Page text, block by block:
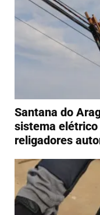
Santana do
sistema
religadores